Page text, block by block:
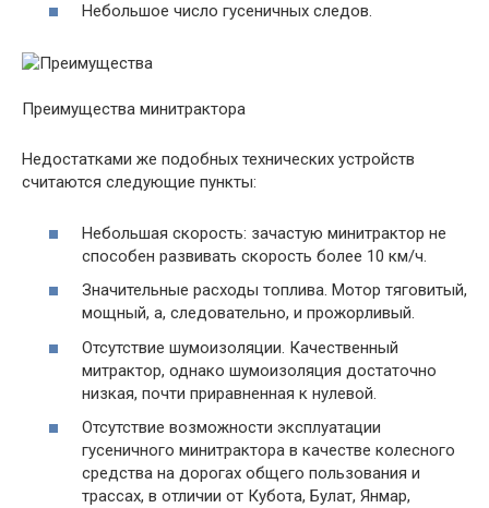
Небольшое число гусеничных следов.
Преимущества минитрактора
Недостатками же подобных технических устройств
считаются следующие пункты:
Небольшая скорость: зачастую минитрактор не
способен развивать скорость более 10 км/ч.
Значительные расходы топлива. Мотор тяговитый,
мощный, а, следовательно, и прожорливый.
Отсутствие шумоизоляции. Качественный
митрактор, однако шумоизоляция достаточно
низкая, почти приравненная к нулевой.
Отсутствие возможности эксплуатации
гусеничного минитрактора в качестве колесного
средства на дорогах общего пользования и
трассах, в отличии от Кубота, Булат, Янмар,